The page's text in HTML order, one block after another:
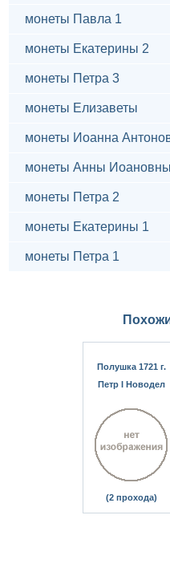
монеты Павла 1
монеты Екатерины 2
монеты Петра 3
монеты Елизаветы
монеты Иоанна
монеты Анны Иоановны
монеты Петра 2
монеты Екатерины 1
монеты Петра 1
Полушка 1721 г.
Петр I Новодел
(2 прохода)